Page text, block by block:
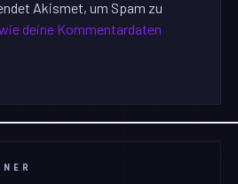
Akismet, um Spam zu
deine Kommentardaten